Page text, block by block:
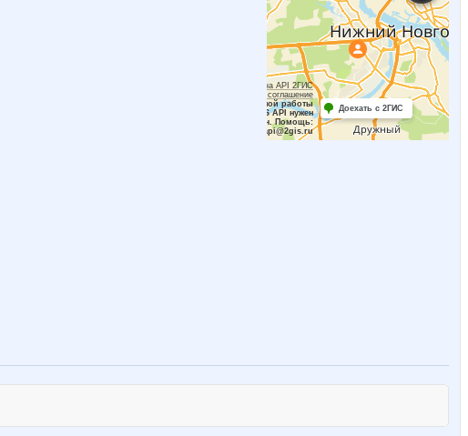
Работает на API 2ГИС
Лицензионное соглашение
Для корректной работы
Raster JS API нужен
ключ. Помощь:
api@2gis.ru
Доехать с 2ГИС